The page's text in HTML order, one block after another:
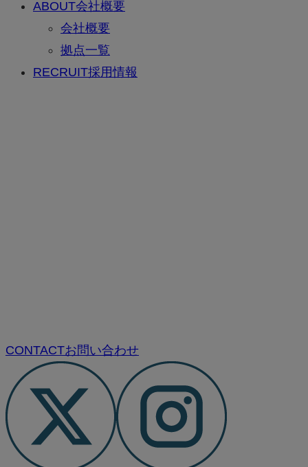
ABOUT会社概要
会社概要
拠点一覧
RECRUIT採用情報
CONTACTお問い合わせ